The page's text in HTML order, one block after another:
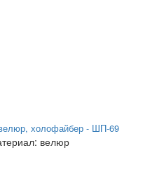
холофайбер - ШП-69
велюр